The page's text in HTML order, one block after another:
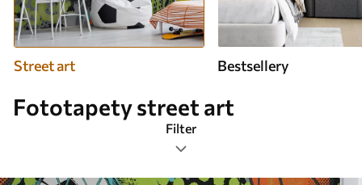
Street art Bestsellery
Fototapety street art
Filter
Značky